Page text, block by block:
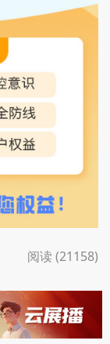
阅读 (21158)